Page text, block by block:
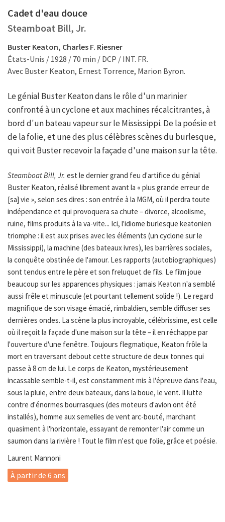
Cadet d'eau douce
Steamboat Bill, Jr.
Buster Keaton, Charles F. Riesner
États-Unis / 1928 / 70 min / DCP / INT. FR.
Avec Buster Keaton, Ernest Torrence, Marion Byron.
Le génial Buster Keaton dans le rôle d'un marinier
confronté à un cyclone et aux machines récalcitrantes, à
bord d'un bateau vapeur sur le Mississippi. De la poésie et
de la folie, et une des plus célèbres scènes du burlesque,
qui voit Buster recevoir la façade d'une maison sur la tête.
Steamboat Bill, Jr. est le dernier grand feu d'artifice du génial
Buster Keaton, réalisé librement avant la « plus grande erreur de
[sa] vie », selon ses dires : son entrée à la MGM, où il perdra toute
indépendance et qui provoquera sa chute – divorce, alcoolisme,
ruine, films produits à la va-vite... Ici, l'idiome burlesque keatonien
triomphe : il est aux prises avec les éléments (un cyclone sur le
Mississippi), la machine (des bateaux ivres), les barrières sociales,
la conquête obstinée de l'amour. Les rapports (autobiographiques)
sont tendus entre le père et son freluquet de fils. Le film joue
beaucoup sur les apparences physiques : jamais Keaton n'a semblé
aussi frêle et minuscule (et pourtant tellement solide !). Le regard
magnifique de son visage émacié, rimbaldien, semble diffuser ses
dernières ondes. La scène la plus incroyable, célébrissime, est celle
où il reçoit la façade d'une maison sur la tête – il en réchappe par
l'ouverture d'une fenêtre. Toujours flegmatique, Keaton frôle la
mort en traversant debout cette structure de deux tonnes qui
passe à 8 cm de lui. Le corps de Keaton, mystérieusement
incassable semble-t-il, est constamment mis à l'épreuve dans l'eau,
sous la pluie, entre deux bateaux, dans la boue, le vent. Il lutte
contre d'énormes bourrasques (des moteurs d'avion ont été
installés), homme aux semelles de vent arc-bouté, marchant
quasiment à l'horizontale, essayant de remonter l'air comme un
saumon dans la rivière ! Tout le film n'est que folie, grâce et poésie.
Laurent Mannoni
À partir de 6 ans